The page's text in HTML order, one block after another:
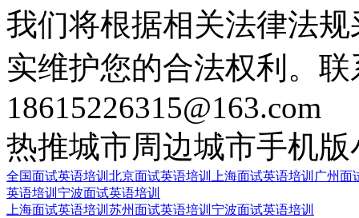
我们将根据相关法律法
实维护您的合法权利。
18615226315@163.com
热推城市周边城市手机版
全国面试英语培训 北京面试英语培训 上海面试英语培训 广州面
英语培训 宁波面试英语培训
上海面试英语培训 苏州面试英语培训 宁波面试英语培训